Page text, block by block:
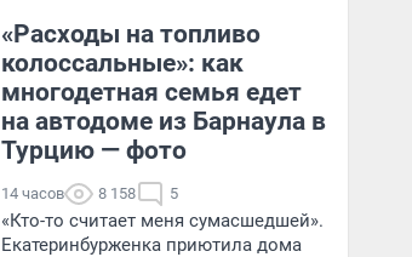
деньги соцразвития
«Расходы на топливо
колоссальные»: как
многодетная семья едет
на автодоме из Барнаула в
Турцию — фото
14 часов 8 158 5
«Кто-то считает меня сумасшедшей».
Екатеринбурженка приютила дома